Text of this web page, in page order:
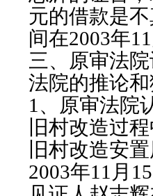
元的借款是
间在2003年11
三、原审法
法院的推论
1 、原审法院
旧村改造过
旧村改造安
2003年11 月 15